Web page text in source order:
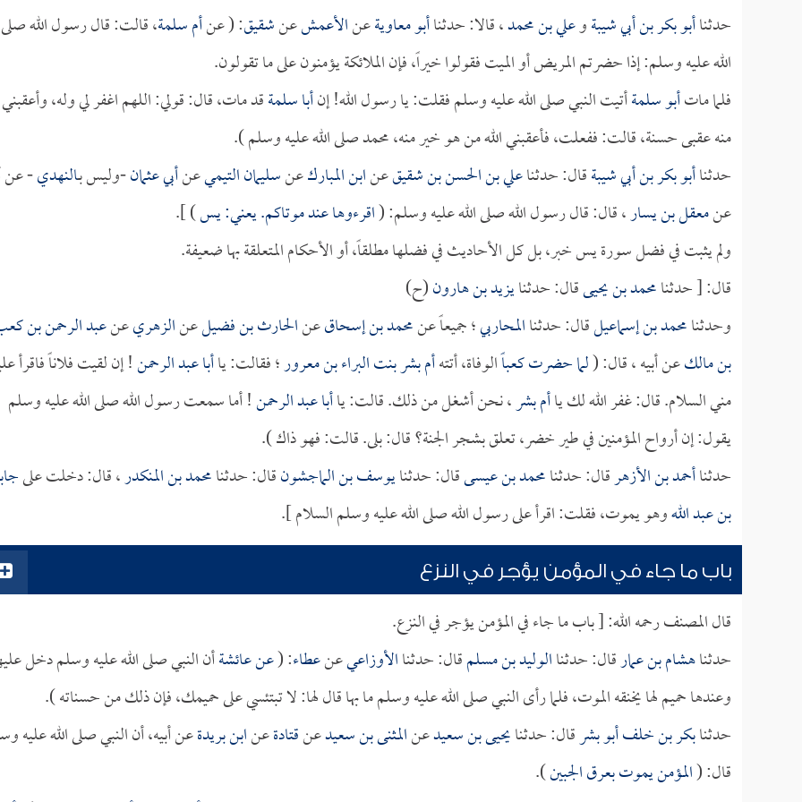
حدثناأبو بكر بن أبي شيبةوعلي بن محمد، قالا: حدثناأبو معاويةعنالأعمشعنشقيق: (عنأم سلمة، قالت: قال رسول الله صلى
الله عليه وسلم: إذا حضرتم المريض أو الميت فقولوا خيراً، فإن الملائكة يؤمنون على ما تقولون.
فلما ماتأبو سلمةأتيت النبي صلى الله عليه وسلم فقلت: يا رسول الله! إنأبا سلمةقد مات، قال: قولي: اللهم اغفر لي وله، وأعقبني
منه عقبى حسنة، قالت: ففعلت، فأعقبني الله من هو خير منه، محمد صلى الله عليه وسلم ).
حدثناأبو بكر بن أبي شيبةقال: حدثناعلي بن الحسن بن شقيقعنابن المباركعنسليمان التيميعنأبي عثمان-وليس بـالنهدي- عن
عنمعقل بن يسار، قال: قال رسول الله صلى الله عليه وسلم: (اقرءوها عند موتاكم. يعني: يس) ].
ولم يثبت في فضل سورة يس خبر، بل كل الأحاديث في فضلها مطلقاً، أو الأحكام المتعلقة بها ضعيفة.
قال: [ حدثنامحمد بن يحيىقال: حدثنايزيد بن هارون(ح)
وحدثنامحمد بن إسماعيلقال: حدثناالمحاربي؛ جميعاً عنمحمد بن إسحاقعنالحارث بن فضيلعنالزهريعنعبد الرحمن بن
بن مالكعن أبيه ، قال: (لما حضرتكعباًالوفاة، أتتهأم بشر بنت البراء بن معرور؛ فقالت: ياأبا عبد الرحمن! إن لقيت فلاناً فاقرأ
مني السلام. قال: غفر الله لك ياأم بشر، نحن أشغل من ذلك. قالت: ياأبا عبد الرحمن! أما سمعت رسول الله صلى الله عليه وسلم
يقول: إن أرواح المؤمنين في طير خضر، تعلق بشجر الجنة؟ قال: بلى. قالت: فهو ذاك ).
حدثناأحمد بن الأزهرقال: حدثنامحمد بن عيسىقال: حدثنايوسف بن الماجشونقال: حدثنامحمد بن المنكدر، قال: دخلت على
بن عبد اللهوهو يموت، فقلت: اقرأ على رسول الله صلى الله عليه وسلم السلام ].
باب ما جاء في المؤمن يؤجر في النزع
قال المصنف رحمه الله: [ باب ما جاء في المؤمن يؤجر في النزع.
حدثناهشام بن عمارقال: حدثناالوليد بن مسلمقال: حدثناالأوزاعيعنعطاء: (عنعائشةأن النبي صلى الله عليه وسلم دخل
وعندها حميم لها يخنقه الموت، فلما رأى النبي صلى الله عليه وسلم ما بها قال لها: لا تبتئسي على حميمك، فإن ذلك من حسناته ).
حدثنابكر بن خلف أبو بشرقال: حدثنايحيى بن سعيدعنالمثنى بن سعيدعنقتادةعنابن بريدةعن أبيه، أن النبي صلى الله عليه
قال: (المؤمن يموت بعرق الجبين).